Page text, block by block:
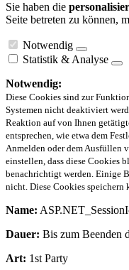
Sie haben die
Seite betreten zu können,
Notwendig
Statistik & Analyse
Notwendig:
Diese Cookies sind zur
Systemen nicht deaktiviert
Reaktion auf von Ihnen
entsprechen, wie etwa dem
Anmelden oder dem Ausfüllen
einstellen, dass diese Cookies
benachrichtigt werden. Einige
nicht. Diese Cookies speichern
Name:
Dauer: Bis zum Beenden
Art: 1st Party